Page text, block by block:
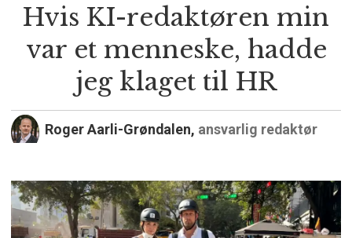
Hvis KI-redaktøren min
var et menneske, hadde
jeg klaget til HR
Roger Aarli-Grøndalen, ansvarlig redaktør